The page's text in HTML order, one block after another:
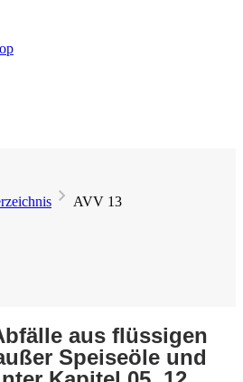
AVV 13
aus flüssigen
Speiseöle und